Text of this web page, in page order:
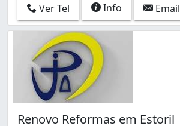
Ver Tel Info Email
Renovo Reformas em Estoril